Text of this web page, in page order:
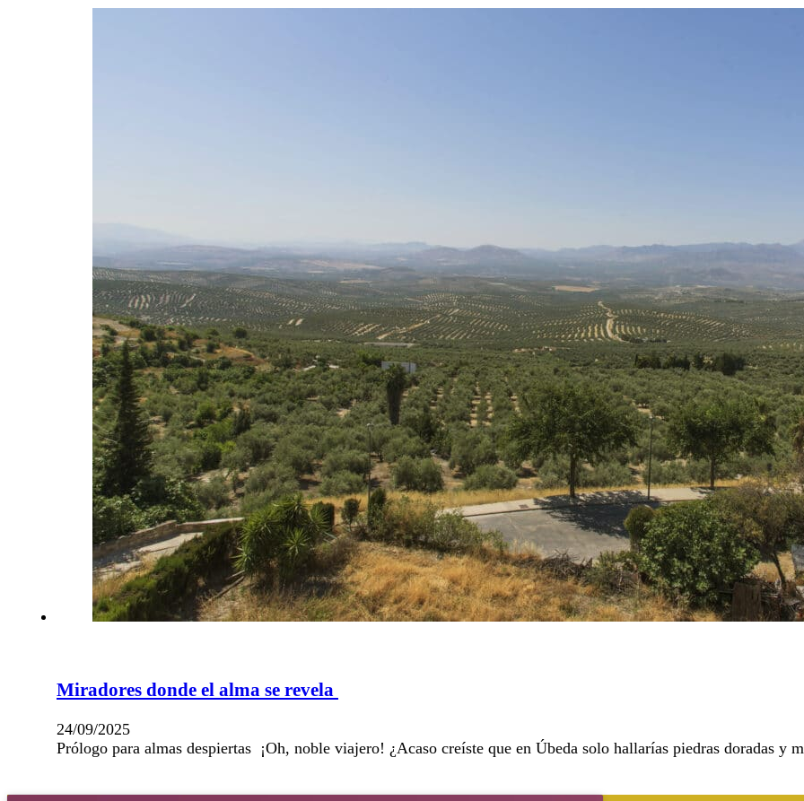
Miradores donde el alma se revela
24/09/2025
Prólogo para almas despiertas ¡Oh, noble viajero! ¿Acaso creíste que en Úbeda solo hallarías piedras doradas y